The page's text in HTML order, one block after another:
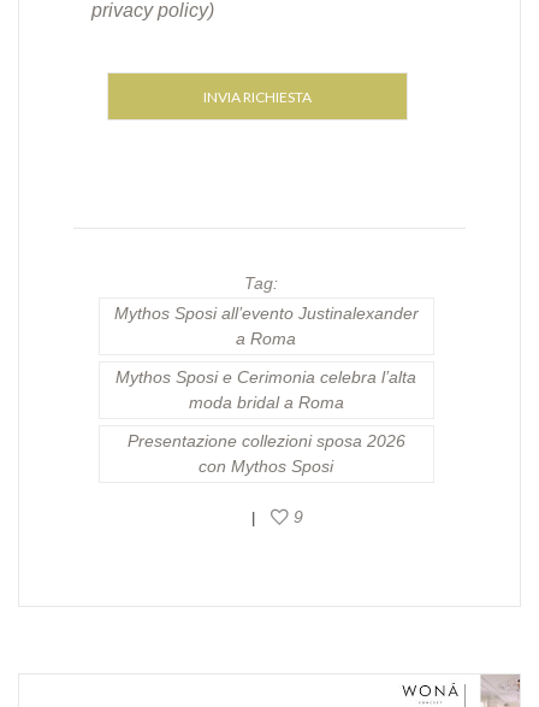
privacy policy)
Tag:
Mythos Sposi all’evento Justinalexander
a Roma
Mythos Sposi e Cerimonia celebra l’alta
moda bridal a Roma
Presentazione collezioni sposa 2026
con Mythos Sposi
| 9